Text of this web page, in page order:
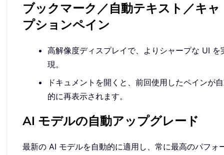
ブックマーク／自動テキスト／キャ
プションペイン
高解像度ディスプレイで、よりシャープな UI を
現。
ドキュメントを開くと、前回使用したペインが
的に再表示されます。
AI モデルの自動アップグレード
最新の AI モデルを自動的に適用し、常に最高のパフォ